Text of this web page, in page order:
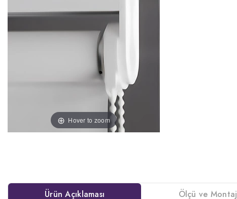
Hover to zoom
Ürün Açıklaması Ölçü ve Montaj